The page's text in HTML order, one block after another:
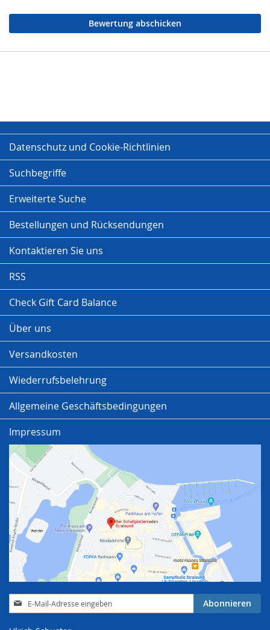
Bewertung abschicken
Datenschutz und Cookie-Richtlinien
Suchbegriffe
Erweiterte Suche
Bestellungen und Rücksendungen
Kontaktieren Sie uns
RSS
Check Gift Card Balance
Über uns
Versandkosten
Wiederrufsbelehrung
Allgemeine Geschäftsbedingungen
Impressum
Anmeldung
zum
Abonnieren